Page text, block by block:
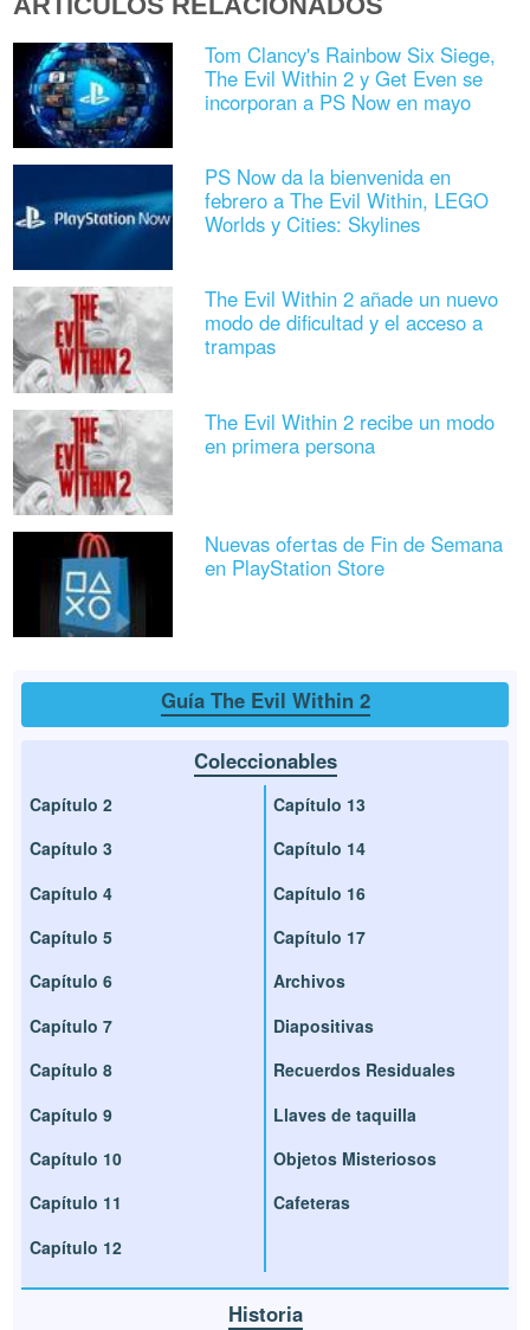
Tom Clancy's Rainbow Six Siege,
The Evil Within 2 y Get Even se
incorporan a PS Now en mayo
PS Now da la bienvenida en
febrero a The Evil Within, LEGO
Worlds y Cities: Skylines
The Evil Within 2 añade un nuevo
modo de dificultad y el acceso a
trampas
The Evil Within 2 recibe un modo
en primera persona
Nuevas ofertas de Fin de Semana
en PlayStation Store
Guía The Evil Within 2
Coleccionables
Capítulo 2
Capítulo 3
Capítulo 4
Capítulo 5
Capítulo 6
Capítulo 7
Capítulo 8
Capítulo 9
Capítulo 10
Capítulo 11
Capítulo 12
Capítulo 13
Capítulo 14
Capítulo 16
Capítulo 17
Archivos
Diapositivas
Recuerdos Residuales
Llaves de taquilla
Objetos Misteriosos
Cafeteras
Historia